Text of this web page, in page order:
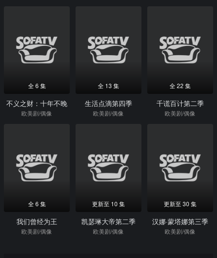
全 6 集
不义之财：十年不晚
欧美剧/偶像
全 13 集
生活点滴第四季
欧美剧/偶像
全 22 集
千谎百计第二季
欧美剧/偶像
全 6 集
我们曾经为王
欧美剧/偶像
更新至 10 集
凯瑟琳大帝第二季
欧美剧/偶像
更新至 30 集
汉娜·蒙塔娜第三季
欧美剧/偶像